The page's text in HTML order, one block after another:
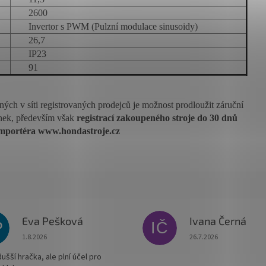
2600
Invertor s PWM (Pulzní modulace sinusoidy)
26,7
IP23
91
v síti registrovaných prodejců je možnost prodloužit záruční
především však registrací zakoupeného stroje do 30 dnů
www.hondastroje.cz
Eva Pešková
Hodnocení obchodu je 5 z 5 hvězdiček.
1.8.2026
hračka, ale plní účel pro
IČ Ivana Černá
Hodnocení obchodu
26.7.2026